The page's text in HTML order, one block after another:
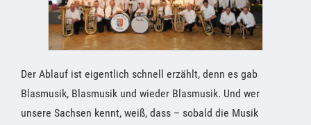
Der Ablauf ist eigentlich schnell erzählt, denn es gab
Blasmusik, Blasmusik und wieder Blasmusik. Und wer
unsere Sachsen kennt, weiß, dass – sobald die Musik